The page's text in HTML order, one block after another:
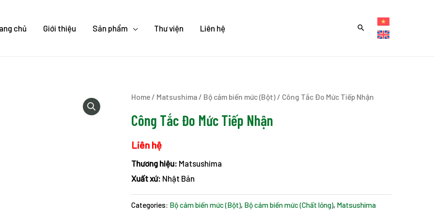
chủ Giới thiệu Sản phẩm Thư viện Liên hệ
Home/ Matsushima/ Bộ cảm biến mức (Bột)/ Công Tắc Đo Mức Tiếp Nhận
Công Tắc Đo Mức Tiếp Nhận
Liên hệ
Thương hiệu: Matsushima
Xuất xứ: Nhật Bản
Categories: Bộ cảm biến mức (Bột), Bộ cảm biến mức (Chất lỏng), Matsushima